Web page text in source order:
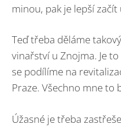
minou, pak je lepší
Teď třeba děláme
vinařství u Znojma. Je
se podílíme na
Praze. Všechno mne to
Úžasné je třeba